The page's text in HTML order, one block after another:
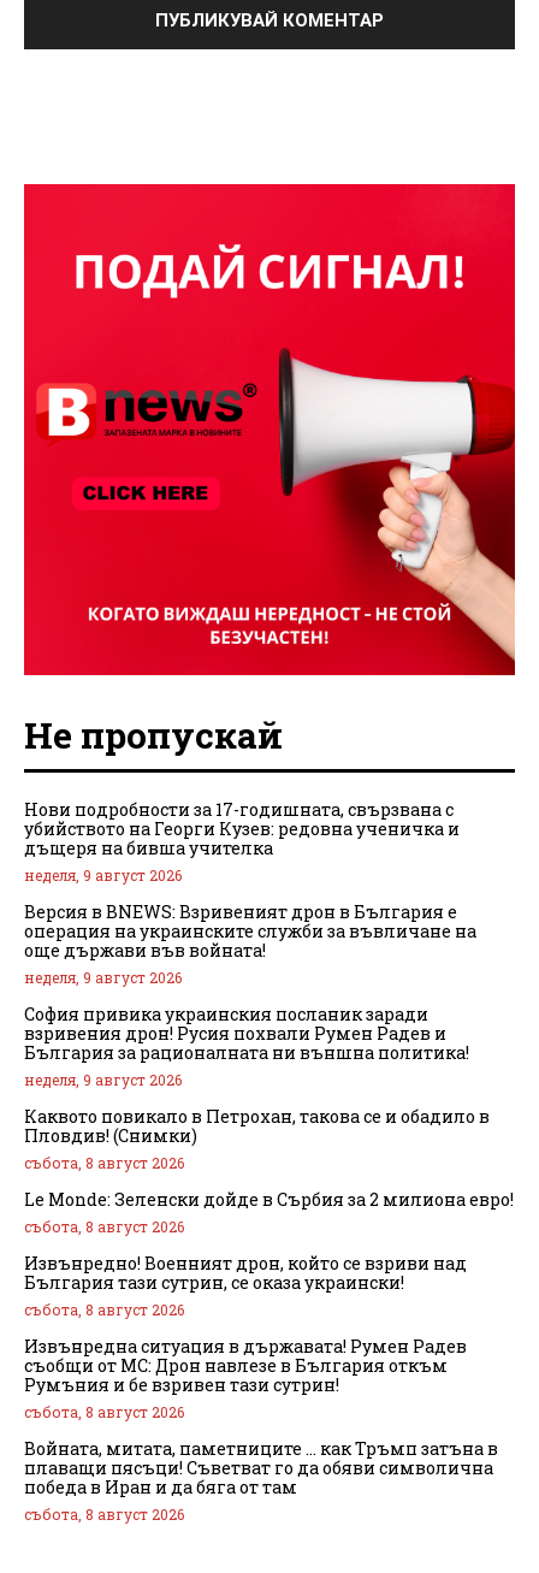
Не пропускай
Нови подробности за 17-годишната, свързвана с
убийството на Георги Кузев: редовна ученичка и
дъщеря на бивша учителка
неделя, 9 август 2026
Версия в BNEWS: Взривеният дрон в България е
операция на украинските служби за въвличане на
още държави във войната!
неделя, 9 август 2026
София привика украинския посланик заради
взривения дрон! Русия похвали Румен Радев и
България за рационалната ни външна политика!
неделя, 9 август 2026
Каквото повикало в Петрохан, такова се и обадило в
Пловдив! (Снимки)
събота, 8 август 2026
Le Monde: Зеленски дойде в Сърбия за 2 милиона евро!
събота, 8 август 2026
Извънредно! Военният дрон, който се взриви над
България тази сутрин, се оказа украински!
събота, 8 август 2026
Извънредна ситуация в държавата! Румен Радев
съобщи от МС: Дрон навлезе в България откъм
Румъния и бе взривен тази сутрин!
събота, 8 август 2026
Войната, митата, паметниците … как Тръмп затъна в
плаващи пясъци! Съветват го да обяви символична
победа в Иран и да бяга от там
събота, 8 август 2026